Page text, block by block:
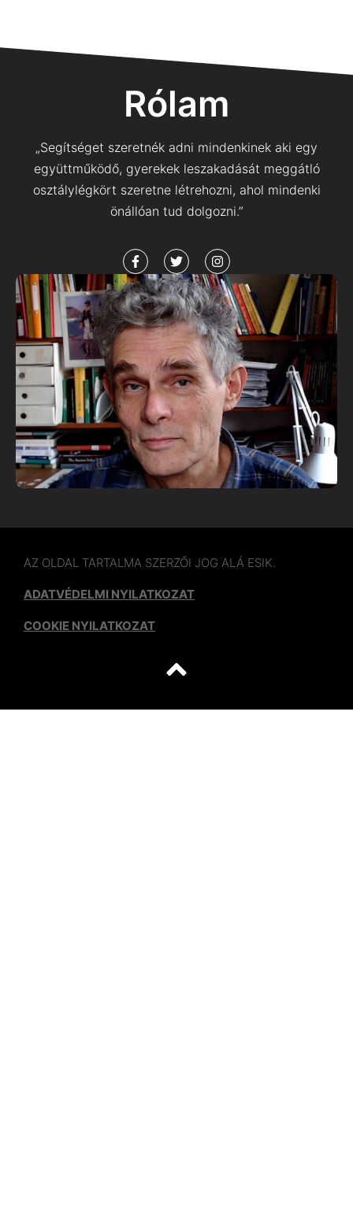
Rólam
„Segítséget szeretnék adni mindenkinek aki egy
együttműködő, gyerekek leszakadását meggátló
osztálylégkört szeretne létrehozni, ahol mindenki
önállóan tud dolgozni.”
AZ OLDAL TARTALMA SZERZŐI JOG ALÁ ESIK.
ADATVÉDELMI NYILATKOZAT
COOKIE NYILATKOZAT